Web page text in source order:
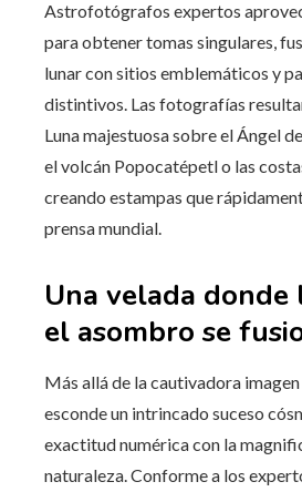
Astrofotógrafos expertos
para obtener tomas singulares,
lunar con sitios emblemáticos y
distintivos. Las fotografías
Luna majestuosa sobre el Ángel
el volcán Popocatépetl o las
creando estampas que
prensa mundial.
Una velada donde
el asombro se
Más allá de la cautivadora imagen
esconde un intrincado suceso
exactitud numérica con la
naturaleza. Conforme a los